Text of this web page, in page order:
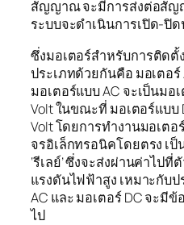
สัญญาณ จะมีการส่งต่อสัญ
ระบบจะดำเนินการเปิด-ปิ
ซึ่งมอเตอร์สำหรับการติด
ประเภทด้วยกันคือ มอเตอร์
มอเตอร์แบบ AC จะเป็นม
Volt ในขณะที่ มอเตอร์แบบ
Volt โดยการทำงานมอเตอ
จรอิเล็กทรอนิคโดยตรง เ
‘รีเลย์’ ซึ่งจะส่งผ่านค่าไป
แรงดันไฟฟ้าสูง เหมาะกับ
AC และ มอเตอร์ DC จะมี
ไป